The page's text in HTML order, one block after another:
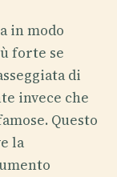
in modo
forte se
di
invece che
Questo
la